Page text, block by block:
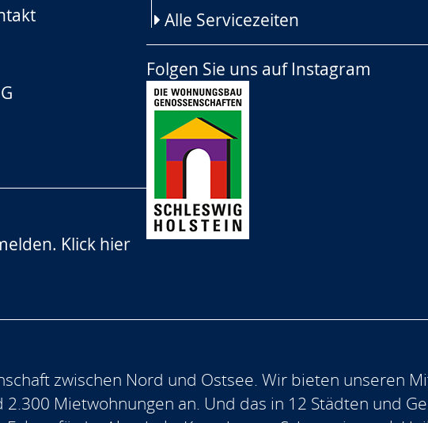
Alle Servicezeiten
Folgen Sie uns auf Instagram
Klick hier
zwischen Nord und Ostsee. Wir bieten unseren
Mietwohnungen an. Und das in 12 Städten und